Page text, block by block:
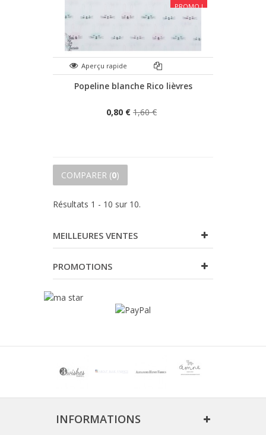
PROMO !
Aperçu rapide
Popeline blanche Rico lièvres
0,80 € 1,60 €
COMPARER (0)
Résultats 1 - 10 sur 10.
MEILLEURES VENTES
PROMOTIONS
INFORMATIONS